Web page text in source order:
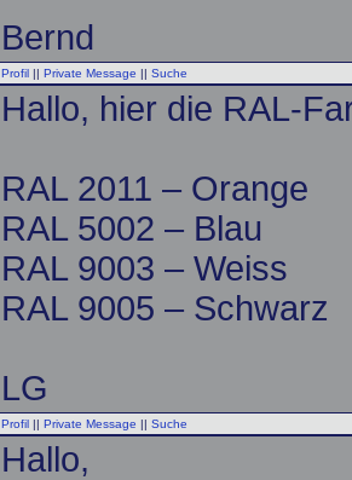
Bernd
Profil || Private Message || Suche
Hallo, hier die RAL-
RAL 2011 – Orange
RAL 5002 – Blau
RAL 9003 – Weiss
RAL 9005 – Schwarz
LG
Profil || Private Message || Suche
Hallo,